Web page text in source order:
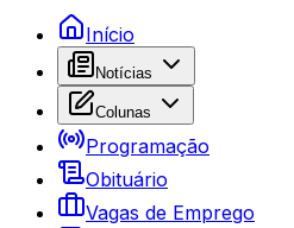
Início
Notícias
Colunas
Programação
Obituário
Vagas de Emprego